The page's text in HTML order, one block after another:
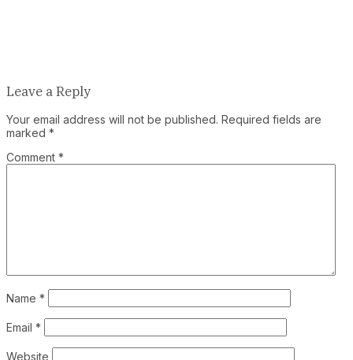
Leave a Reply
Your email address will not be published. Required fields are
marked *
Comment *
Name *
Email *
Website